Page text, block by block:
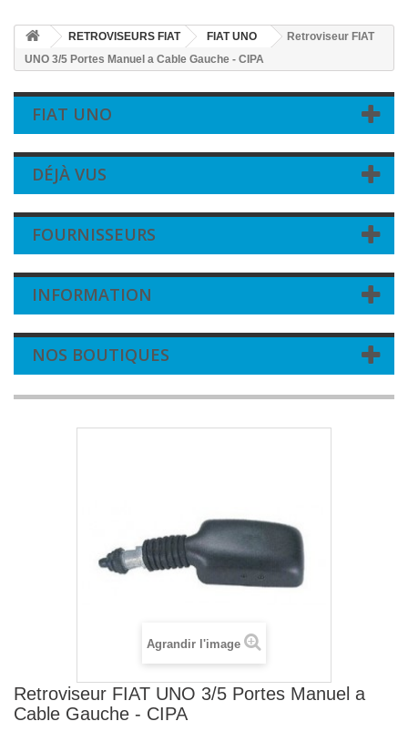
RETROVISEURS FIAT FIAT UNO
Retroviseur FIAT
UNO 3/5 Portes Manuel a Cable Gauche - CIPA
FIAT UNO
DÉJÀ VUS
FOURNISSEURS
INFORMATION
NOS BOUTIQUES
Agrandir l'image
Retroviseur FIAT UNO 3/5 Portes Manuel a
Cable Gauche - CIPA